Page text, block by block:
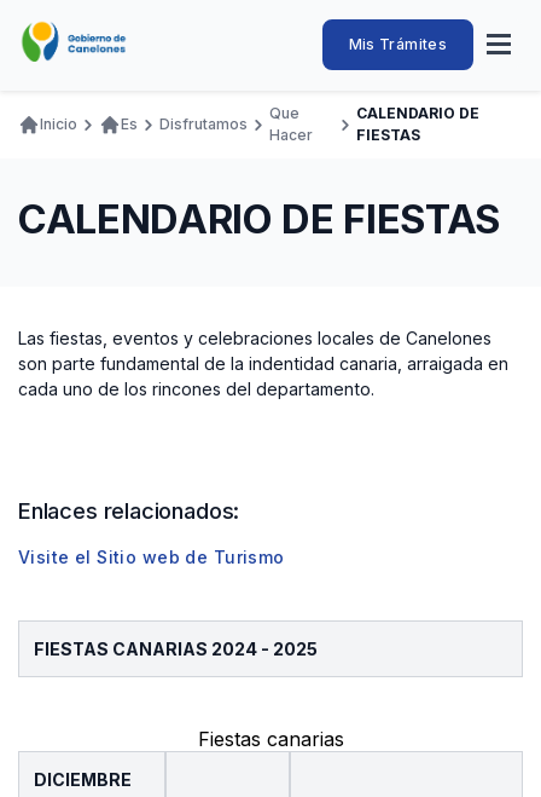
contenido
Intendencia
de
Canelones
Abrir
Navegación
Mis Trámites
Ingresar
Llamados Laborales
Teléfonos
Ruta
navegación
Inicio Es Disfrutamos
Que
Hacer
CALENDARIO DE
FIESTAS
CALENDARIO DE FIESTAS
Las fiestas, eventos y celebraciones locales de Canelones
son parte fundamental de la indentidad canaria, arraigada en
cada uno de los rincones del departamento.
Enlaces relacionados:
Visite el Sitio web de Turismo
FIESTAS CANARIAS 2024 - 2025
Fiestas canarias
DICIEMBRE